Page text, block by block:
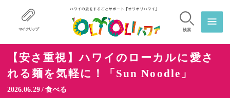
マイクリップ 検索
【安さ重視】ハワイのローカルに愛さ
れる麺を気軽に！「Sun Noodle」
2026.06.29 食べる